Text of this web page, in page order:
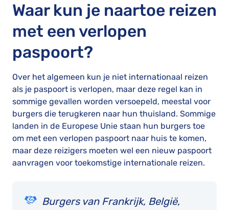
Waar kun je naartoe reizen
met een verlopen
paspoort?
Over het algemeen kun je niet internationaal reizen
als je paspoort is verlopen, maar deze regel kan in
sommige gevallen worden versoepeld, meestal voor
burgers die terugkeren naar hun thuisland. Sommige
landen in de Europese Unie staan hun burgers toe
om met een verlopen paspoort naar huis te komen,
maar deze reizigers moeten wel een nieuw paspoort
aanvragen voor toekomstige internationale reizen.
Burgers van Frankrijk, België,